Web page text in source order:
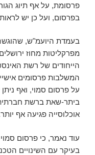
פרסומת, על אף תיוג
בפרסום, ועל כן יש
בעמדת היועמ"ש,
מפרקליטות מחוז
הייחודים של רשת
המשלבות פרסומים
על פרסום סמוי, ואף
ביתר-שאת ברשת
אוכלוסייה פגיעה אף
עוד נאמר, כי פרסום
בעיקר עם השינויים